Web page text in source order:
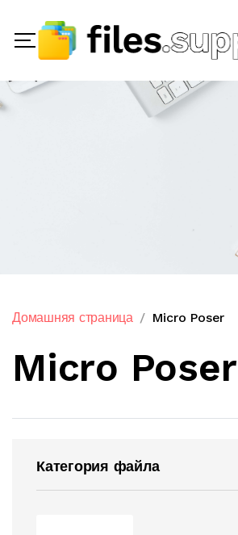
Домашняя страница Micro Poser
Micro Poser
Категория файла